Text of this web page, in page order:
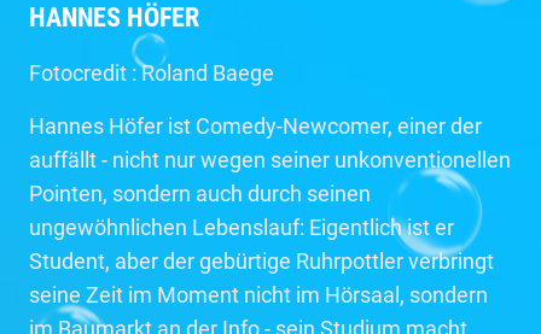
HANNES HÖFER
Fotocredit : Roland Baege
Hannes Höfer ist Comedy-Newcomer, einer der
auffällt - nicht nur wegen seiner unkonventionellen
Pointen, sondern auch durch seinen
ungewöhnlichen Lebenslauf: Eigentlich ist er
Student, aber der gebürtige Ruhrpottler verbringt
seine Zeit im Moment nicht im Hörsaal, sondern
im Baumarkt an der Info - sein Studium macht